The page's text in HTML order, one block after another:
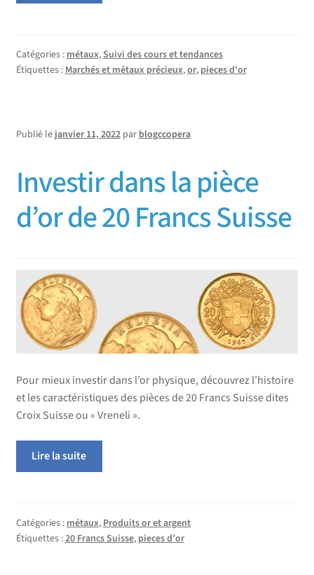
Catégories : métaux,Suivi des cours et tendances
Étiquettes : Marchés et métaux précieux,or, pieces d'or
Publié le janvier 11, 2022 par blogccopera
Investir dans la pièce
d’or de 20 Francs Suisse
Pour mieux investir dans l’or physique, découvrez l’histoire
et les caractéristiques des pièces de 20 Francs Suisse dites
Croix Suisse ou « Vreneli ».
Lire la suite
Catégories : métaux, Produits or et argent
Étiquettes :20 Francs Suisse, pieces d'or